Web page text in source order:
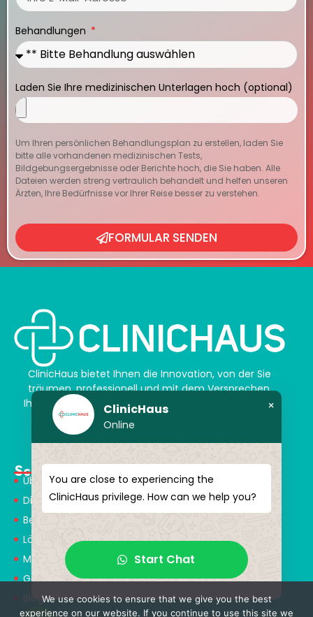
Behandlungen
Laden Sie Ihre medizinischen Unterlagen hoch (optional)
Um Ihren persönlichen Behandlungsplan zu erstellen, laden Sie
bitte alle vorhandenen medizinischen Tests,
Bildgebungsergebnisse oder Berichte hoch, die Sie haben. Alle
Dateien werden streng vertraulich behandelt und helfen unseren
Ärzten, Ihre Bedürfnisse vor Ihrer Reise besser zu verstehen.
FORMULAR SENDEN
ClinicHaus bietet Ihnen die Innovation, von der Sie
träumen, professionell und mit dem Versprechen,
Ihnen magische Akzente zu verleihen. Schenken Sie
sich selbst ein neues „Ich“.
Schnellmenü
Über Uns
Dienstleistungen
Behandlungen
Lösungspartner
Medical Consultants
Gesundheitstourismus
Blog
ClinicHaus
Online
×
You are close to experiencing the
ClinicHaus privilege. How can we help you?
Start Chat
We use cookies to ensure that we give you the best
experience on our website. If you continue to use this site we